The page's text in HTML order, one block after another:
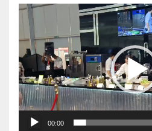
视
播
放
器
00:00